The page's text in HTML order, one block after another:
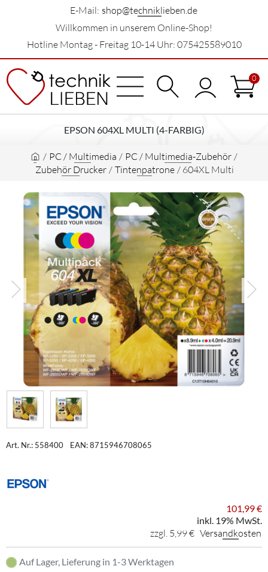
E-Mail: shop@techniklieben.de
Willkommen in unserem Online-Shop!
Hotline Montag - Freitag 10-14 Uhr: 075425589010
0
EPSON 604XL MULTI (4-FARBIG)
/ PC / Multimedia / PC / Multimedia-Zubehör /
Zubehör Drucker / Tintenpatrone / 604XL Multi
Art. Nr.: 558400 EAN: 8715946708065
101,99 €
inkl. 19% MwSt.
zzgl. 5,99 € Versandkosten
Auf Lager, Lieferung in 1-3 Werktagen